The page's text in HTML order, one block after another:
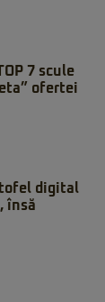
7 scule
ofertei
digital
însă